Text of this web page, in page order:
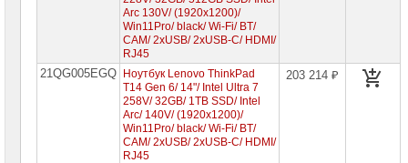
Arc 130V/ (1920x1200)/
Win11Pro/ black/ Wi-Fi/ BT/
CAM/ 2xUSB/ 2xUSB-C/ HDMI/
RJ45
21QG005EGQ
Ноутбук Lenovo ThinkPad
T14 Gen 6/ 14"/ Intel Ultra 7
258V/ 32GB/ 1TB SSD/ Intel
Arc/ 140V/ (1920x1200)/
Win11Pro/ black/ Wi-Fi/ BT/
CAM/ 2xUSB/ 2xUSB-C/ HDMI/
RJ45
203 214 ₽